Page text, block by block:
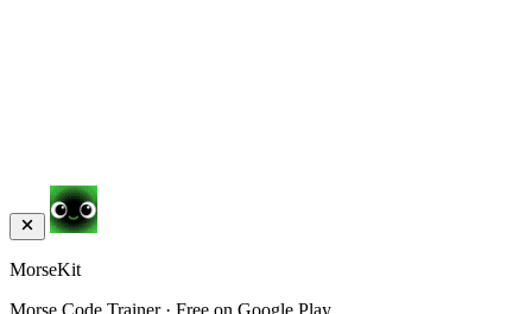
MorseKit
Morse Code Trainer · Free on Google Play